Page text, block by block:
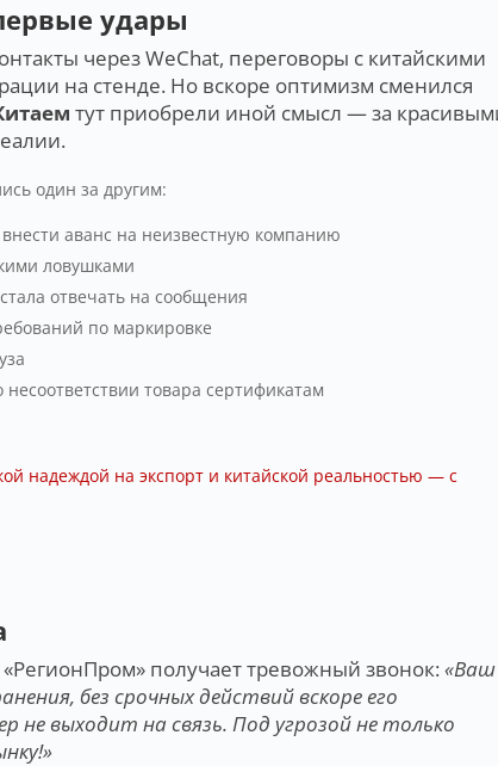
удары
через WeChat, переговоры с китайскими
на стенде. Но вскоре оптимизм сменился
тут приобрели иной смысл — за
один за другим:
аванс на неизвестную компанию
ловушками
отвечать на сообщения
по маркировке
товара сертификатам
надеждой на экспорт и китайской реальностью — с
получает тревожный звонок:«Ваш
без срочных действий вскоре его
выходит на связь. Под угрозой не только